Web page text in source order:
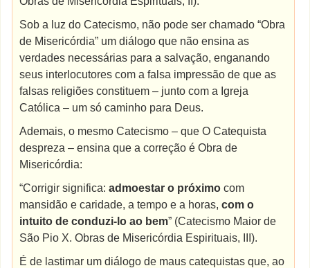
Sob a luz do Catecismo, não pode ser chamado “Obra
de Misericórdia” um diálogo que não ensina as
verdades necessárias para a salvação, enganando
seus interlocutores com a falsa impressão de que as
falsas religiões constituem – junto com a Igreja
Católica – um só caminho para Deus.
Ademais, o mesmo Catecismo – que O Catequista
despreza – ensina que a correção é Obra de
Misericórdia:
“Corrigir significa:admoestar o próximo com
mansidão e caridade, a tempo e a horas,com o
intuito de conduzi-lo ao bem” (Catecismo Maior de
São Pio X. Obras de Misericórdia Espirituais, III).
É de lastimar um diálogo de maus catequistas que, ao